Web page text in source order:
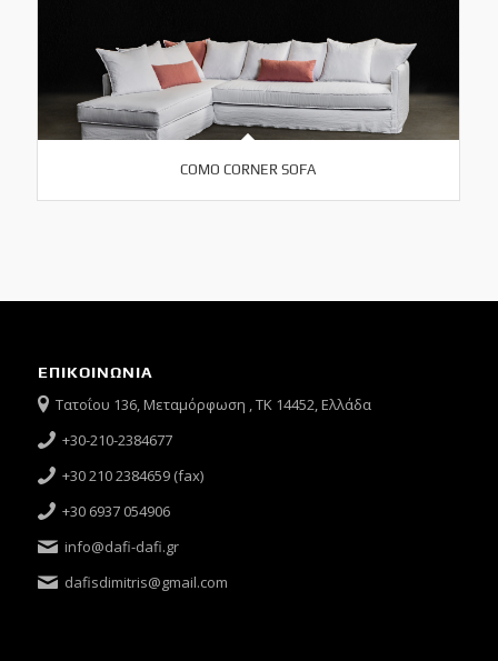
COMO CORNER SOFA
ΕΠΙΚΟΙΝΩΝΙΑ
Τατοΐου 136, Μεταμόρφωση , ΤΚ 14452, Ελλάδα
+30-210-2384677
+30 210 2384659 (fax)
+30 6937 054906
info@dafi-dafi.gr
dafisdimitris@gmail.com